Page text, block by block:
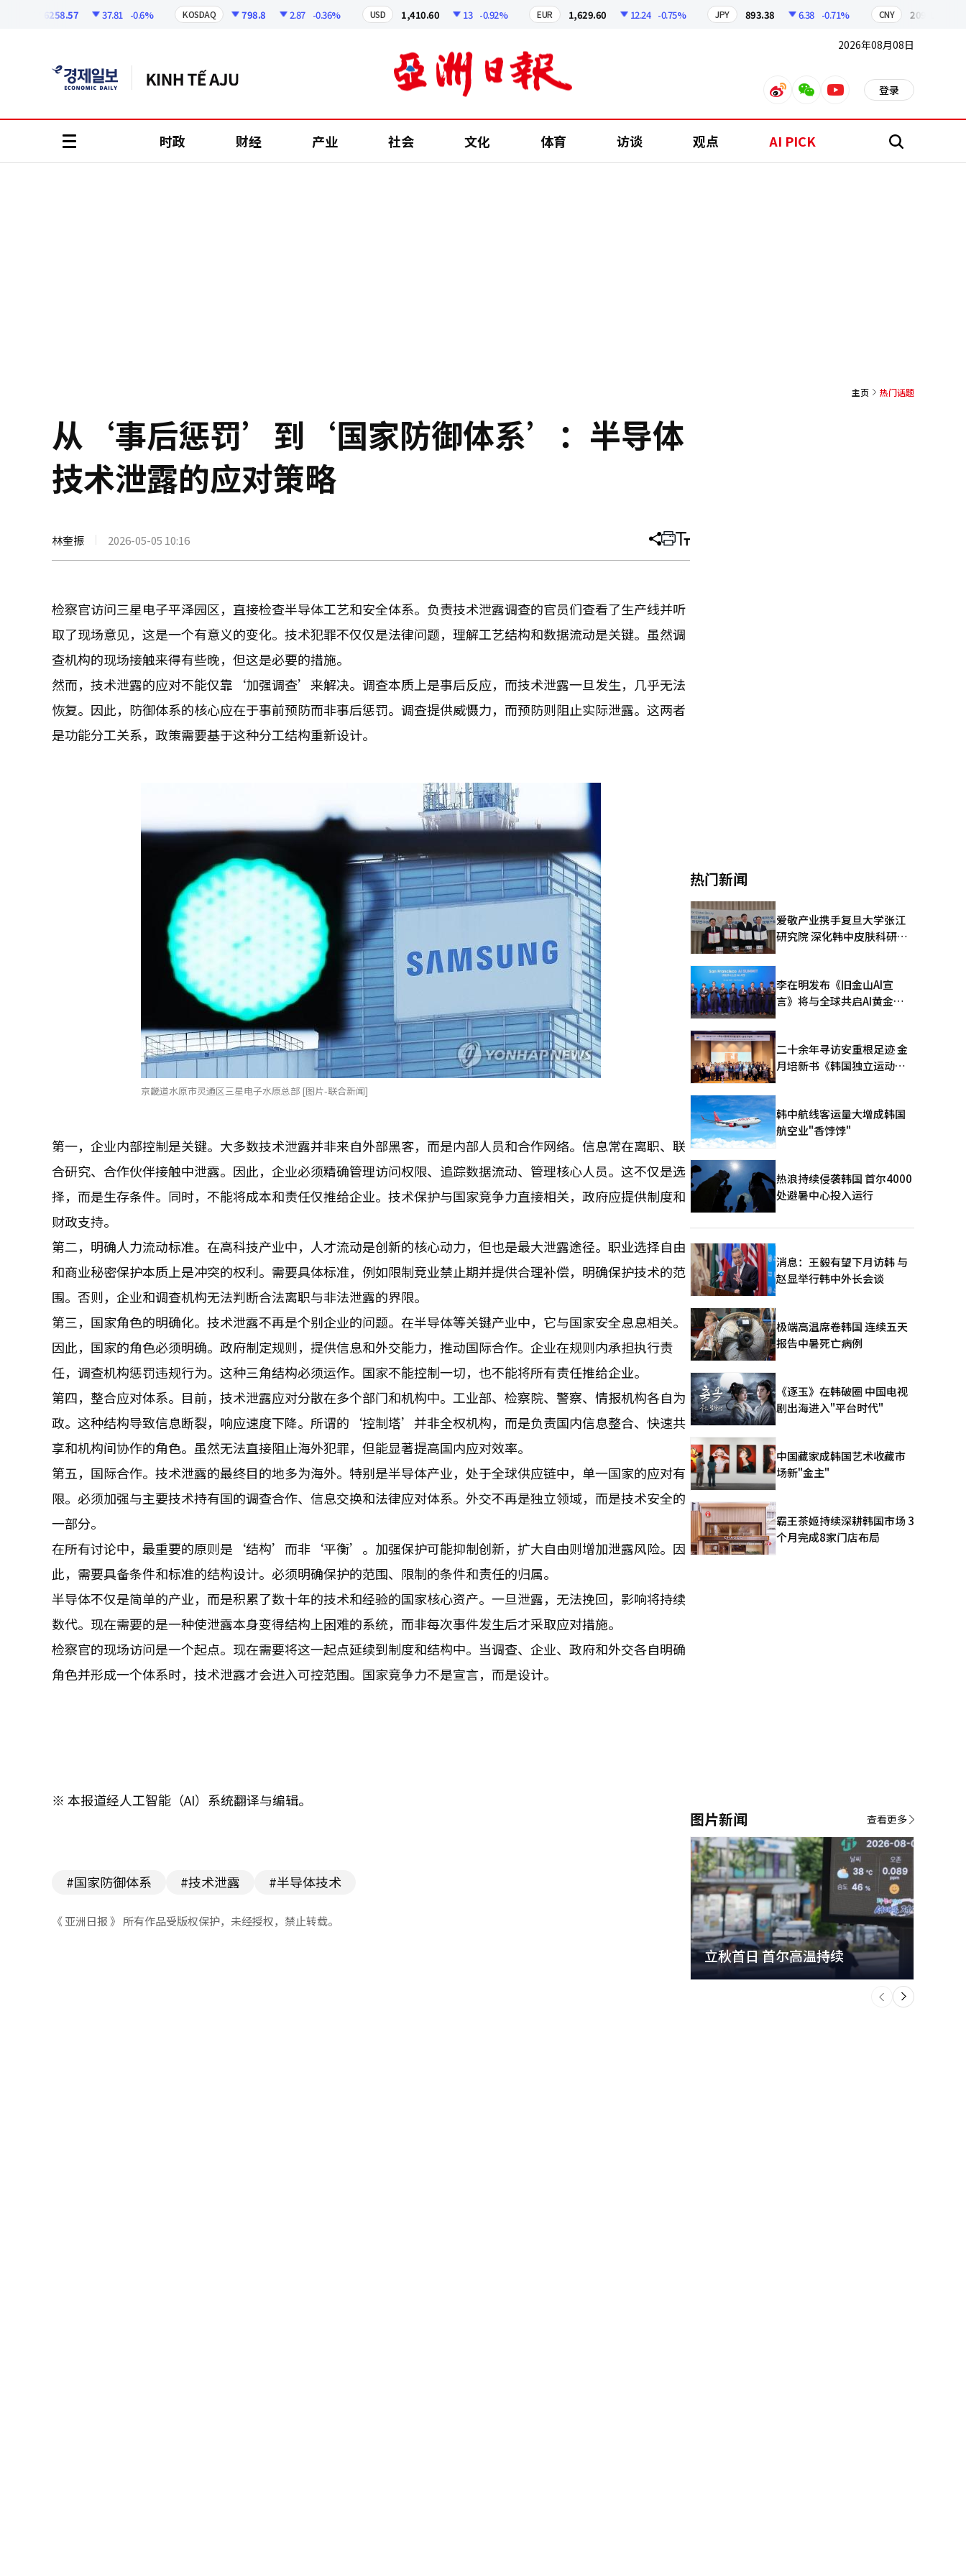
6258.57 37.81 -0.6% KOSDAQ 798.8 2.87 -0.36% USD 1,410.60 13 -0.92% EUR 1,629.60 12.24 -0.75% JPY 893.38 6.38 -0.71% CNY 209.17
2026年08月08日
weiboweixinyoutube 登录
时政 财经 产业 社会 文化 体育 访谈 观点 AI PICK 搜
主页 热门话题
从‘事后惩罚’到‘国家防御体系’：半导体
技术泄露的应对策略
林奎振 2026-05-05 10:16 分
文
打 调
大
检察官访问三星电子平泽园区，直接检查半导体工艺和安全体系。负责技术泄露调查的官员们查看了生产线并听
取了现场意见，这是一个有意义的变化。技术犯罪不仅仅是法律问题，理解工艺结构和数据流动是关键。虽然调
查机构的现场接触来得有些晚，但这是必要的措施。
然而，技术泄露的应对不能仅靠‘加强调查’来解决。调查本质上是事后反应，而技术泄露一旦发生，几乎无法
恢复。因此，防御体系的核心应在于事前预防而非事后惩罚。调查提供威慑力，而预防则阻止实际泄露。这两者
是功能分工关系，政策需要基于这种分工结构重新设计。
京畿道水原市灵通区三星电子水原总部 [图片-联合新闻]
第一，企业内部控制是关键。大多数技术泄露并非来自外部黑客，而是内部人员和合作网络。信息常在离职、联
合研究、合作伙伴接触中泄露。因此，企业必须精确管理访问权限、追踪数据流动、管理核心人员。这不仅是选
择，而是生存条件。同时，不能将成本和责任仅推给企业。技术保护与国家竞争力直接相关，政府应提供制度和
财政支持。
第二，明确人力流动标准。在高科技产业中，人才流动是创新的核心动力，但也是最大泄露途径。职业选择自由
和商业秘密保护本质上是冲突的权利。需要具体标准，例如限制竞业禁止期并提供合理补偿，明确保护技术的范
围。否则，企业和调查机构无法判断合法离职与非法泄露的界限。
第三，国家角色的明确化。技术泄露不再是个别企业的问题。在半导体等关键产业中，它与国家安全息息相关。
因此，国家的角色必须明确。政府制定规则，提供信息和外交能力，推动国际合作。企业在规则内承担执行责
任，调查机构惩罚违规行为。这种三角结构必须运作。国家不能控制一切，也不能将所有责任推给企业。
第四，整合应对体系。目前，技术泄露应对分散在多个部门和机构中。工业部、检察院、警察、情报机构各自为
政。这种结构导致信息断裂，响应速度下降。所谓的‘控制塔’并非全权机构，而是负责国内信息整合、快速共
享和机构间协作的角色。虽然无法直接阻止海外犯罪，但能显著提高国内应对效率。
第五，国际合作。技术泄露的最终目的地多为海外。特别是半导体产业，处于全球供应链中，单一国家的应对有
限。必须加强与主要技术持有国的调查合作、信息交换和法律应对体系。外交不再是独立领域，而是技术安全的
一部分。
在所有讨论中，最重要的原则是‘结构’而非‘平衡’。加强保护可能抑制创新，扩大自由则增加泄露风险。因
此，需要具备条件和标准的结构设计。必须明确保护的范围、限制的条件和责任的归属。
半导体不仅是简单的产业，而是积累了数十年的技术和经验的国家核心资产。一旦泄露，无法挽回，影响将持续
数代。现在需要的是一种使泄露本身变得结构上困难的系统，而非每次事件发生后才采取应对措施。
检察官的现场访问是一个起点。现在需要将这一起点延续到制度和结构中。当调查、企业、政府和外交各自明确
角色并形成一个体系时，技术泄露才会进入可控范围。国家竞争力不是宣言，而是设计。
※ 本报道经人工智能（AI）系统翻译与编辑。
#国家防御体系 #技术泄露 #半导体技术
《 亚洲日报 》 所有作品受版权保护，未经授权，禁止转载。
热门新闻
爱敬产业携手复旦大学张江
研究院 深化韩中皮肤科研合
李在明发布《旧金山AI宣
言》将与全球共启AI黄金时
二十余年寻访安重根足迹 金
月培新书《韩国独立运动圣
韩中航线客运量大增成韩国
航空业"香饽饽"
热浪持续侵袭韩国 首尔4000
处避暑中心投入运行
消息：王毅有望下月访韩 与
赵显举行韩中外长会谈
极端高温席卷韩国 连续五天
报告中暑死亡病例
《逐玉》在韩破圈 中国电视
剧出海进入"平台时代"
中国藏家成韩国艺术收藏市
场新"金主"
霸王茶姬持续深耕韩国市场 3
个月完成8家门店布局
图片新闻
立秋首日 首尔高温持续
下
一
个
查看更多